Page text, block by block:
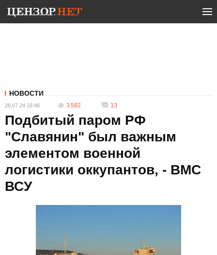
НОВОСТИ
26.07.24 16:46 3 582 13
Подбитый паром РФ
"Славянин" был важным
элементом военной
логистики оккупантов, - ВМС
ВСУ